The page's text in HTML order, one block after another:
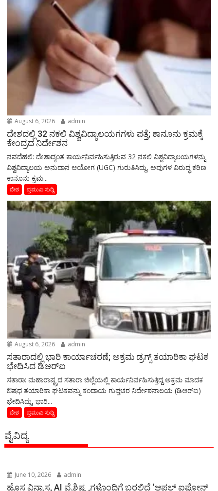
August 6, 2026 admin
ದೇಶದಲ್ಲಿ 32 ನಕಲಿ ವಿಶ್ವವಿದ್ಯಾಲಯಗಗಳು ಪತ್ತೆ; ಕಾನೂನು ಕ್ರಮಕ್ಕೆ
ಕೇಂದ್ರದ ನಿರ್ದೇಶನ
ನವದೆಹಲಿ: ದೇಶಾದ್ಯಂತ ಕಾರ್ಯನಿರ್ವಹಿಸುತ್ತಿರುವ 32 ನಕಲಿ ವಿಶ್ವವಿದ್ಯಾಲಯಗಳನ್ನು
ವಿಶ್ವವಿದ್ಯಾಲಯ ಅನುದಾನ ಆಯೋಗ (UGC) ಗುರುತಿಸಿದ್ದು, ಅವುಗಳ ವಿರುದ್ಧ ಕಠಿಣ
ಕಾನೂನು ಕ್ರಮ...
ದೇಶ ಪ್ರಮುಖ ಸುದ್ದಿ
August 6, 2026 admin
ಸತಾರಾದಲ್ಲಿ ಭಾರಿ ಕಾರ್ಯಾಚರಣೆ; ಅಕ್ರಮ ಡ್ರಗ್ಸ್ ತಯಾರಿಕಾ ಘಟಕ
ಭೇದಿಸಿದ ಡಿಆರ್‌ಐ
ಸತಾರಾ: ಮಹಾರಾಷ್ಟ್ರದ ಸತಾರಾ ಜಿಲ್ಲೆಯಲ್ಲಿ ಕಾರ್ಯನಿರ್ವಹಿಸುತ್ತಿದ್ದ ಅಕ್ರಮ ಮಾದಕ
ಔಷಧ ತಯಾರಿಕಾ ಘಟಕವನ್ನು ಕಂದಾಯ ಗುಪ್ತಚರ ನಿರ್ದೇಶನಾಲಯ (ಡಿಆರ್‌ಐ)
ಭೇದಿಸಿದ್ದು, ಭಾರಿ...
ದೇಶ ಪ್ರಮುಖ ಸುದ್ದಿ
ವೈವಿದ್ಯ
June 10, 2026 admin
ಹೊಸ ವಿನ್ಯಾಸ, AI ವೈಶಿಷ್ಟ್ಯಗಳೊಂದಿಗೆ ಬರಲಿದೆ ‘ಆಪಲ್ ಐಫೋನ್